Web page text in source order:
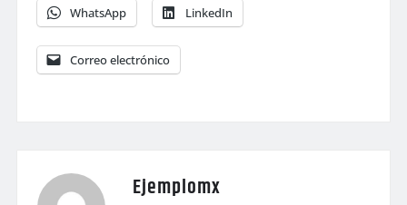
WhatsApp LinkedIn
Correo electrónico
Ejemplomx